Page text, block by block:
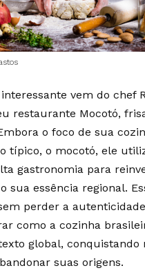
vem do chef
restaurante Mocotó,
o foco de sua
típico, o mocotó, ele
gastronomia para
sua essência regional.
perder a
como a cozinha
global, conquistando
suas origens.